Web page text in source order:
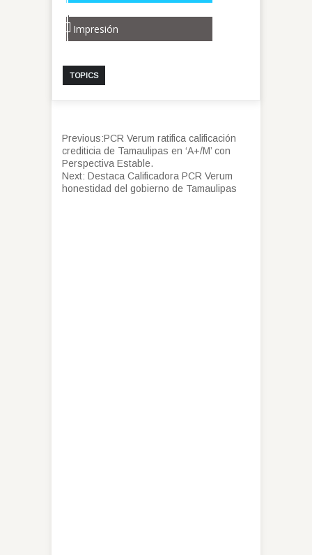
Impresión
TOPICS
Previous:PCR Verum ratifica calificación
crediticia de Tamaulipas en ‘A+/M’ con
Perspectiva Estable.
Next: Destaca Calificadora PCR Verum
honestidad del gobierno de Tamaulipas